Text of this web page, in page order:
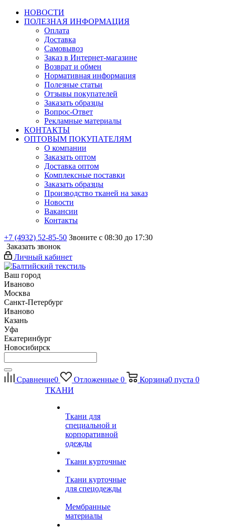
НОВОСТИ
ПОЛЕЗНАЯ ИНФОРМАЦИЯ
Оплата
Доставка
Самовывоз
Заказ в Интернет-магазине
Возврат и обмен
Нормативная информация
Полезные статьи
Отзывы покупателей
Заказать образцы
Вопрос-Ответ
Рекламные материалы
КОНТАКТЫ
ОПТОВЫМ ПОКУПАТЕЛЯМ
О компании
Заказать оптом
Доставка оптом
Комплексные поставки
Заказать образцы
Производство тканей на заказ
Новости
Вакансии
Контакты
+7 (4932) 52-85-50 Звоните с 08:30 до 17:30
Заказать звонок
Личный кабинет
Ваш город
Иваново
Москва
Санкт-Петербург
Иваново
Казань
Уфа
Екатеринбург
Новосибирск
Сравнение0 Отложенные 0 Корзина0 пуста 0
ТКАНИ
Ткани для
специальной и
корпоративной
одежды
Ткани курточные
Ткани курточные
для спецодежды
Мембранные
материалы